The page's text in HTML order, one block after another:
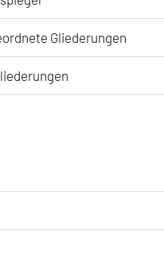
Gliederungen